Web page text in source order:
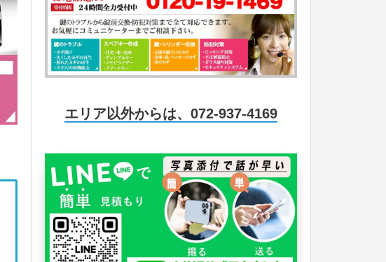
エリア以外からは、072-937-4169